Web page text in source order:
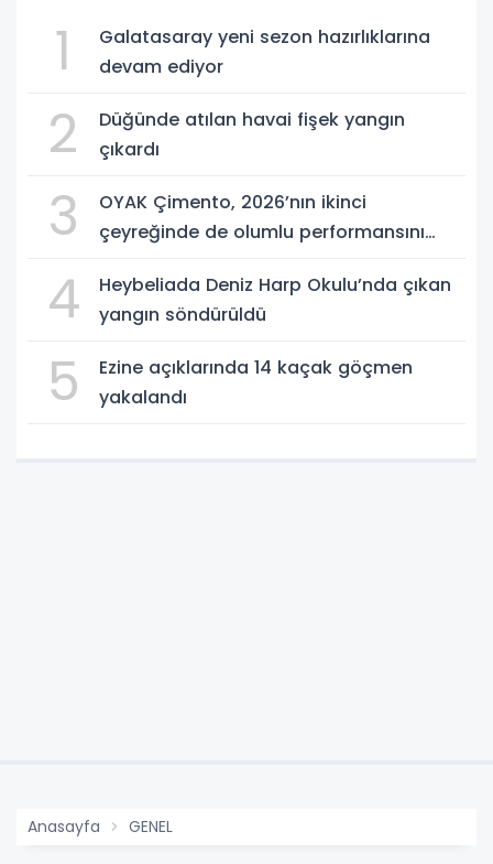
1
Galatasaray yeni sezon hazırlıklarına
devam ediyor
2
Düğünde atılan havai fişek yangın
çıkardı
3
OYAK Çimento, 2026’nın ikinci
çeyreğinde de olumlu performansını
4
Heybeliada Deniz Harp Okulu’nda çıkan
yangın söndürüldü
5
Ezine açıklarında 14 kaçak göçmen
yakalandı
Anasayfa GENEL